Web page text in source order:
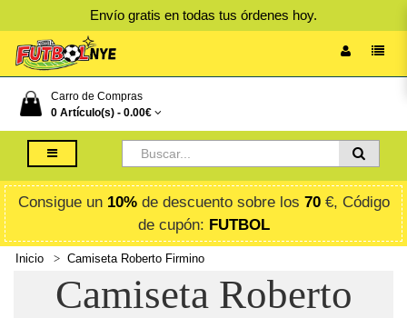
Envío gratis en todas tus órdenes hoy.
Carro de Compras
0 Artículo(s) - 0.00€
Consigue un 10%de descuento sobre los 70€, Código
de cupón: FUTBOL
Inicio Camiseta Roberto Firmino
Camiseta Roberto